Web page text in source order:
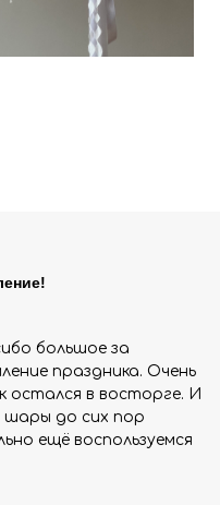
большое за
праздника. Очень
остался в восторге. И
шары до сих пор
ещё воспользуемся